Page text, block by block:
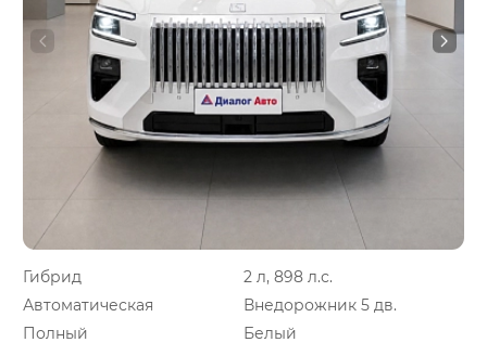
Гибрид
2 л, 898 л.с.
Автоматическая
Внедорожник 5 дв.
Полный
Белый